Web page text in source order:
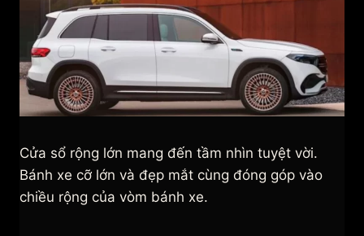
Cửa sổ rộng lớn mang đến tầm nhìn tuyệt vời.
Bánh xe cỡ lớn và đẹp mắt cùng đóng góp vào
chiều rộng của vòm bánh xe.